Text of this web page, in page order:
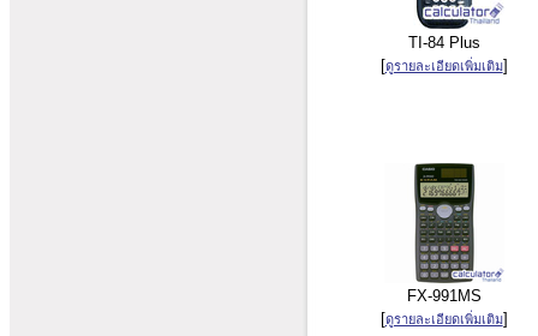
TI-84 Plus
[ดูรายละเอียดเพิ่มเติม]
FX-991MS
[ดูรายละเอียดเพิ่มเติม]